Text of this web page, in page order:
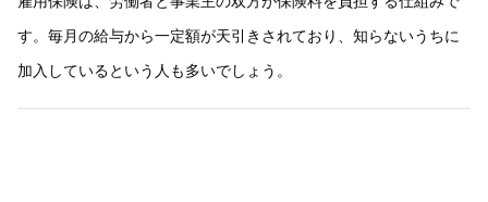
す。毎月の給与から一定額が天引きされており、知らないうちに
加入しているという人も多いでしょう。